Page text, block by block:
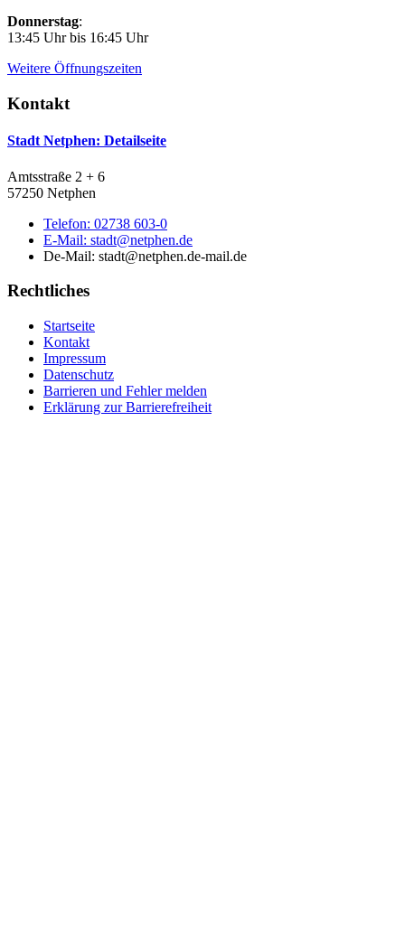
Donnerstag:
13:45 Uhr bis 16:45 Uhr
Weitere Öffnungszeiten
Kontakt
Stadt Netphen: Detailseite
Amtsstraße 2 + 6
57250 Netphen
Telefon: 02738 603-0
E-Mail: stadt@netphen.de
De-Mail: stadt@netphen.de-mail.de
Rechtliches
Startseite
Kontakt
Impressum
Datenschutz
Barrieren und Fehler melden
Erklärung zur Barrierefreiheit